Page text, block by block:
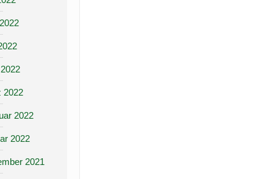
2022
2022
2022
2021